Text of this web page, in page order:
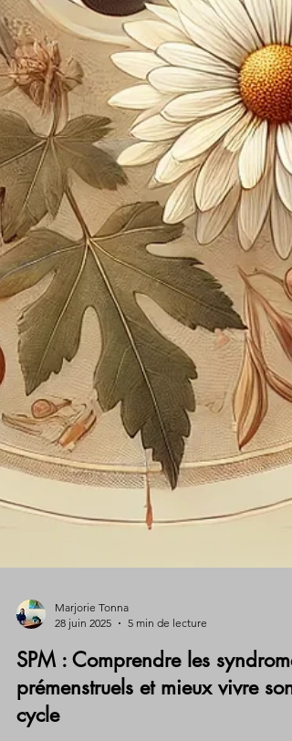
28 juin 2025
5 min de lecture
SPM : Comprendre les
prémenstruels et mieux vivre son